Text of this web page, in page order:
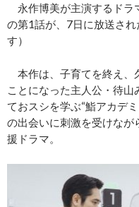
永作博美が主演するドラ
の第1話が、7日に放送さ
す）
本作は、子育てを終え、
ことになった主人公・待
ておスシを学ぶ“鮨アカデ
の出会いに刺激を受けな
援ドラマ。